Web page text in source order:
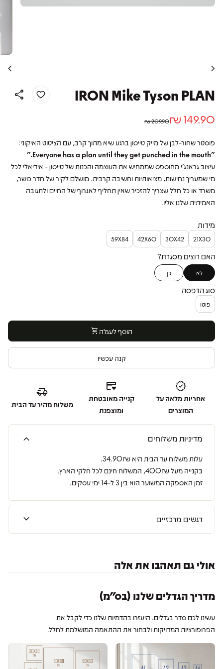
chevron_right
chevron_left
IRON Mike Tyson PLAN
share
מחיר רגיל 209.90 ₪ מחיר מבצע 149.90 ₪
פוסטר שחור-לבן של מייק טייסון ברגע שיא מתוך קרב, עם הציטוט האיקוני:
"Everyone has a plan until they get punched in the mouth."
עיצוב גראנג'י מחוספס שממחיש את העוצמה והכנות של טייסון - אידיאלי לכל
מי שמעריך נחישות, מציאותיות וחשיבה קרבית. מושלם לקיר של חדר כושר,
משרד או כל חלל שצריך להזכיר שאין תחליף לאגרוף של החיים ולתגובה
האמיתית שלנו אליו.
מידות
21X30
30X42
42X60
59X84
האם רוצים מסגרת?
לא כן
סוג הדפסה
פוטו
shopping_cart הוסף לעגלה
קנה עכשיו
verified
אחריות מלאה על
המוצרים
credit_card_heart
קנייה מאובטחת
ומוצפנת
delivery_truck_speed
משלוח מהיר עד הבית
מדיניות משלוחים expand_more
עלות משלוח עד הבית היא 34.90₪.
בקנייה מעל 400₪, המשלוח חינם לכל חלקי הארץ.
זמן האספקה המשוער הוא בין 3 ל-14 ימי עסקים.
דגשים מרכזיים expand_more
אולי גם תאהבו את אלה
מדריך הגדלים שלנו (בס״מ)
עשינו לכם סדר בגדלים. היעזרו בהדמיות שלנו כדי לקבל את
הפרופורציות המדויקות ולבחור את ההתאמה המושלמת לחלל.